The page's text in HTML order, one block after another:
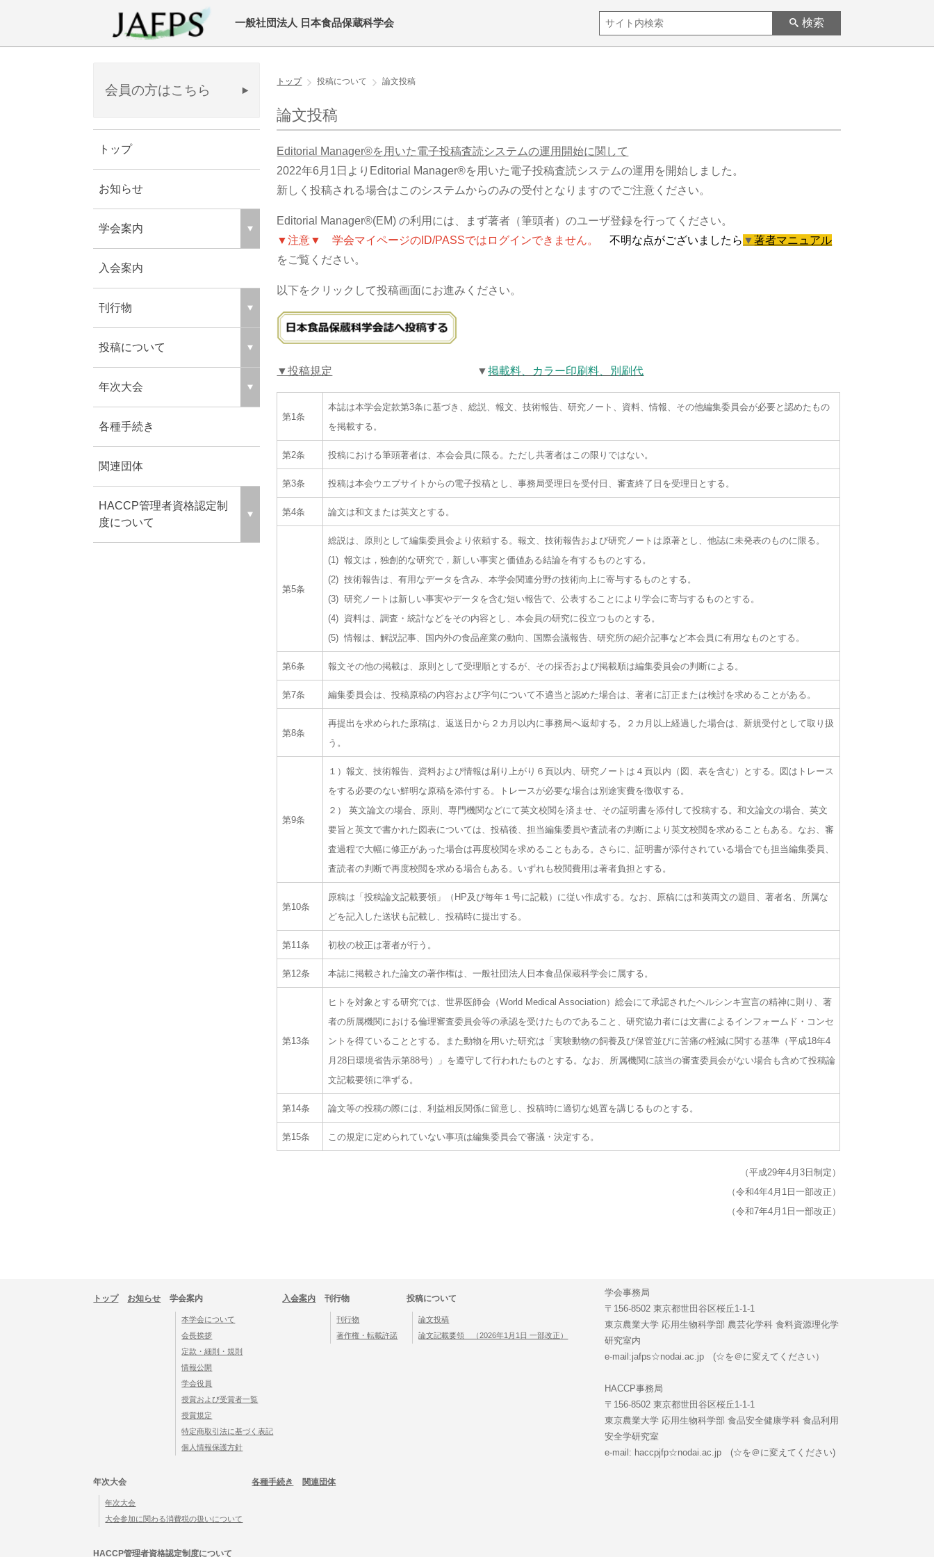
一般社団法人 日本食品保蔵科学会 検索
会員の方はこちら
トップ
お知らせ
学会案内
入会案内
刊行物
投稿について
年次大会
各種手続き
関連団体
HACCP管理者資格認定制
度について
トップ 投稿について 論文投稿
論文投稿
Editorial Manager®を用いた電子投稿査読システムの運用開始に関して
2022年6月1日よりEditorial Manager®を用いた電子投稿査読システムの運用を開始しました。
新しく投稿される場合はこのシステムからのみの受付となりますのでご注意ください。
Editorial Manager®(EM) の利用には、まず著者（筆頭者）のユーザ登録を行ってください。
▼注意▼ 学会マイページのID/PASSではログインできません。不明な点がございましたら ▼著者マニュアル
をご覧ください。
以下をクリックして投稿画面にお進みください。
▼投稿規定 ▼掲載料、カラー印刷料、別刷代
第1条
本誌は本学会定款第3条に基づき、総説、報文、技術報告、研究ノート、資料、情報、その他編集委員会が必要と認めたもの
を掲載する。
第2条 投稿における筆頭著者は、本会会員に限る。ただし共著者はこの限りではない。
第3条 投稿は本会ウエブサイトからの電子投稿とし、事務局受理日を受付日、審査終了日を受理日とする。
第4条 論文は和文または英文とする。
第5条
総説は、原則として編集委員会より依頼する。報文、技術報告および研究ノートは原著とし、他誌に未発表のものに限る。
(1) 報文は，独創的な研究で，新しい事実と価値ある結論を有するものとする。
(2) 技術報告は、有用なデータを含み、本学会関連分野の技術向上に寄与するものとする。
(3) 研究ノートは新しい事実やデータを含む短い報告で、公表することにより学会に寄与するものとする。
(4) 資料は、調査・統計などをその内容とし、本会員の研究に役立つものとする。
(5) 情報は、解説記事、国内外の食品産業の動向、国際会議報告、研究所の紹介記事など本会員に有用なものとする。
第6条 報文その他の掲載は、原則として受理順とするが、その採否および掲載順は編集委員会の判断による。
第7条 編集委員会は、投稿原稿の内容および字句について不適当と認めた場合は、著者に訂正または検討を求めることがある。
第8条
再提出を求められた原稿は、返送日から２カ月以内に事務局へ返却する。２カ月以上経過した場合は、新規受付として取り扱
う。
第9条
１）報文、技術報告、資料および情報は刷り上がり６頁以内、研究ノートは４頁以内（図、表を含む）とする。図はトレース
をする必要のない鮮明な原稿を添付する。トレースが必要な場合は別途実費を徴収する。
２） 英文論文の場合、原則、専門機関などにて英文校閲を済ませ、その証明書を添付して投稿する。和文論文の場合、英文
要旨と英文で書かれた図表については、投稿後、担当編集委員や査読者の判断により英文校閲を求めることもある。なお、審
査過程で大幅に修正があった場合は再度校閲を求めることもある。さらに、証明書が添付されている場合でも担当編集委員、
査読者の判断で再度校閲を求める場合もある。いずれも校閲費用は著者負担とする。
第10条
原稿は「投稿論文記載要領」（HP及び毎年１号に記載）に従い作成する。なお、原稿には和英両文の題目、著者名、所属な
どを記入した送状も記載し、投稿時に提出する。
第11条 初校の校正は著者が行う。
第12条 本誌に掲載された論文の著作権は、一般社団法人日本食品保蔵科学会に属する。
第13条
ヒトを対象とする研究では、世界医師会（World Medical Association）総会にて承認されたヘルシンキ宣言の精神に則り、著
者の所属機関における倫理審査委員会等の承認を受けたものであること、研究協力者には文書によるインフォームド・コンセ
ントを得ていることとする。また動物を用いた研究は「実験動物の飼養及び保管並びに苦痛の軽減に関する基準（平成18年4
月28日環境省告示第88号）」を遵守して行われたものとする。なお、所属機関に該当の審査委員会がない場合も含めて投稿論
文記載要領に準ずる。
第14条 論文等の投稿の際には、利益相反関係に留意し、投稿時に適切な処置を講じるものとする。
第15条 この規定に定められていない事項は編集委員会で審議・決定する。
（平成29年4月3日制定）
（令和4年4月1日一部改正）
（令和7年4月1日一部改正）
トップ お知らせ 学会案内
本学会について
会長挨拶
定款・細則・規則
情報公開
学会役員
授賞および受賞者一覧
授賞規定
特定商取引法に基づく表記
個人情報保護方針
入会案内 刊行物
刊行物
著作権・転載許諾
投稿について
論文投稿
論文記載要領 （2026年1月1日 一部改正）
年次大会
年次大会
大会参加に関わる消費税の扱いについて
各種手続き 関連団体
HACCP管理者資格認定制度について
学会事務局
〒156-8502 東京都世田谷区桜丘1-1-1
東京農業大学 応用生物科学部 農芸化学科 食料資源理化学
研究室内
e-mail:jafps☆nodai.ac.jp (☆を＠に変えてください）
HACCP事務局
〒156-8502 東京都世田谷区桜丘1-1-1
東京農業大学 応用生物科学部 食品安全健康学科 食品利用
安全学研究室
e-mail: haccpjfp☆nodai.ac.jp (☆を＠に変えてください)